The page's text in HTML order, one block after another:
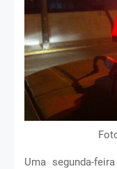
Uma segunda-